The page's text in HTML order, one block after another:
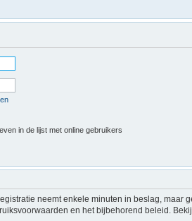
in de lijst met online gebruikers
neemt enkele minuten in beslag,
en het bijbehorend beleid.